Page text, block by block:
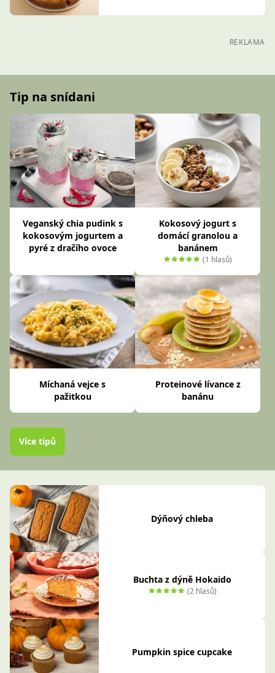
REKLAMA
Tip na snídani
Veganský chia pudink s
kokosovým jogurtem a
pyré z dračího ovoce
Kokosový jogurt s
domácí granolou a
banánem
(1 hlasů)
Míchaná vejce s
pažitkou
Proteinové lívance z
banánu
Více tipů
Dýňový chleba
Buchta z dýně Hokaido
(2 hlasů)
Pumpkin spice cupcake